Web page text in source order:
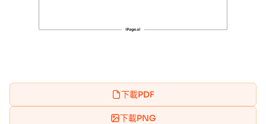
下載PDF
下載PNG